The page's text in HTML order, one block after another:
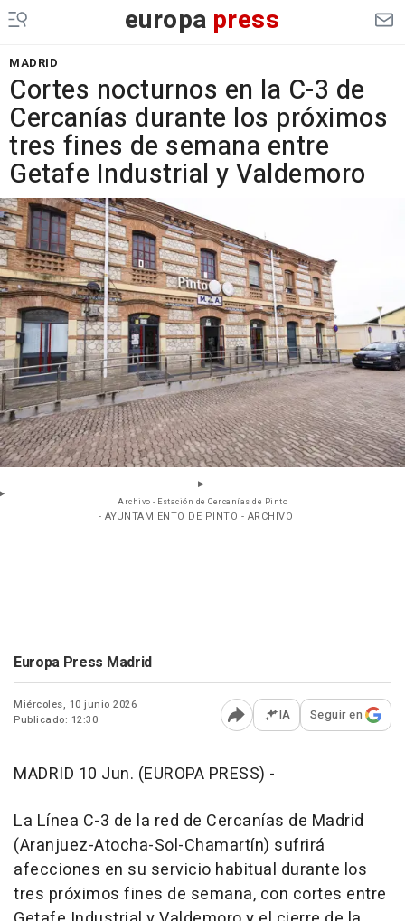
europa press
MADRID
Cortes nocturnos en la C-3 de
Cercanías durante los próximos
tres fines de semana entre
Getafe Industrial y Valdemoro
Archivo - Estación de Cercanías de Pinto
- AYUNTAMIENTO DE PINTO - ARCHIVO
Europa Press Madrid
Miércoles, 10 junio 2026
Publicado: 12:30
Abrir opciones para
IA Seguir en
MADRID 10 Jun. (EUROPA PRESS) -
La Línea C-3 de la red de Cercanías de Madrid
(Aranjuez-Atocha-Sol-Chamartín) sufrirá
afecciones en su servicio habitual durante los
tres próximos fines de semana, con cortes entre